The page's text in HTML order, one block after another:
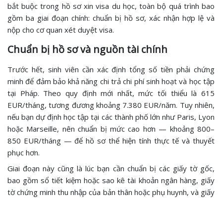
bắt buộc trong hồ sơ xin visa du học, toàn bộ quá trình bao
gồm ba giai đoạn chính: chuẩn bị hồ sơ, xác nhận hợp lệ và
nộp cho cơ quan xét duyệt visa.
Chuẩn bị hồ sơ và nguồn tài chính
Trước hết, sinh viên cần xác định tổng số tiền phải chứng
minh để đảm bảo khả năng chi trả chi phí sinh hoạt và học tập
tại Pháp. Theo quy định mới nhất, mức tối thiểu là 615
EUR/tháng, tương đương khoảng 7.380 EUR/năm. Tuy nhiên,
nếu bạn dự định học tập tại các thành phố lớn như Paris, Lyon
hoặc Marseille, nên chuẩn bị mức cao hơn — khoảng 800–
850 EUR/tháng — để hồ sơ thể hiện tính thực tế và thuyết
phục hơn.
Giai đoạn này cũng là lúc bạn cần chuẩn bị các giấy tờ gốc,
bao gồm sổ tiết kiệm hoặc sao kê tài khoản ngân hàng, giấy
tờ chứng minh thu nhập của bản thân hoặc phụ huynh, và giấy